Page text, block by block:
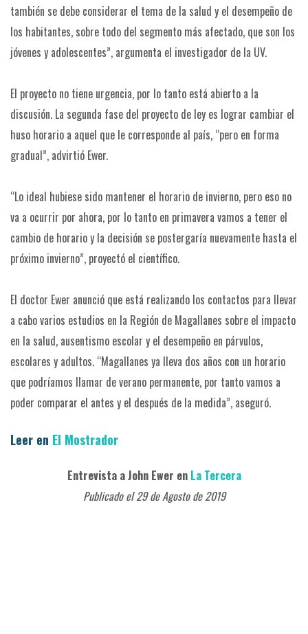
también se debe considerar el tema de la salud y el desempeño de
los habitantes, sobre todo del segmento más afectado, que son los
jóvenes y adolescentes”, argumenta el investigador de la UV.
El proyecto no tiene urgencia, por lo tanto está abierto a la
discusión. La segunda fase del proyecto de ley es lograr cambiar el
huso horario a aquel que le corresponde al país, “pero en forma
gradual”, advirtió Ewer.
“Lo ideal hubiese sido mantener el horario de invierno, pero eso no
va a ocurrir por ahora, por lo tanto en primavera vamos a tener el
cambio de horario y la decisión se postergaría nuevamente hasta el
próximo invierno”, proyectó el científico.
El doctor Ewer anunció que está realizando los contactos para llevar
a cabo varios estudios en la Región de Magallanes sobre el impacto
en la salud, ausentismo escolar y el desempeño en párvulos,
escolares y adultos. “Magallanes ya lleva dos años con un horario
que podríamos llamar de verano permanente, por tanto vamos a
poder comparar el antes y el después de la medida”, aseguró.
Leer en El Mostrador
Entrevista a John Ewer en La Tercera
Publicado el 29 de Agosto de 2019